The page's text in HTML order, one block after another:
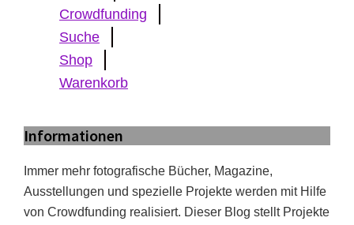
Crowdfunding
Suche
Shop
Warenkorb
Informationen
Immer mehr fotografische Bücher, Magazine,
Ausstellungen und spezielle Projekte werden mit Hilfe
von Crowdfunding realisiert. Dieser Blog stellt Projekte